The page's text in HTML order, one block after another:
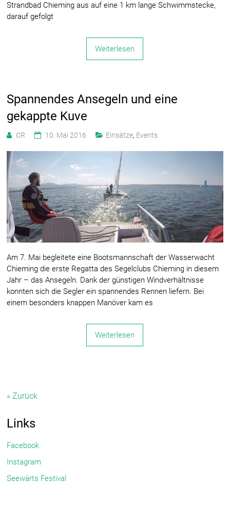
Strandbad Chieming aus auf eine 1 km lange Schwimmstecke,
darauf gefolgt
Weiterlesen
Spannendes Ansegeln und eine
gekappte Kuve
CR 10. Mai 2016 Einsätze, Events
Am 7. Mai begleitete eine Bootsmannschaft der Wasserwacht
Chieming die erste Regatta des Segelclubs Chieming in diesem
Jahr – das Ansegeln. Dank der günstigen Windverhältnisse
konnten sich die Segler ein spannendes Rennen liefern. Bei
einem besonders knappen Manöver kam es
Weiterlesen
« Zurück
Links
Facebook
Instagram
Seewärts Festival